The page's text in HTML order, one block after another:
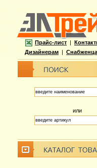
Прайс-лист |
Дизайнерам |
или